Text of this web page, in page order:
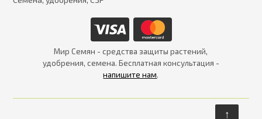
Мир Семян - средства защиты растений,
удобрения, семена. Бесплатная консультация -
напишите нам.
↑